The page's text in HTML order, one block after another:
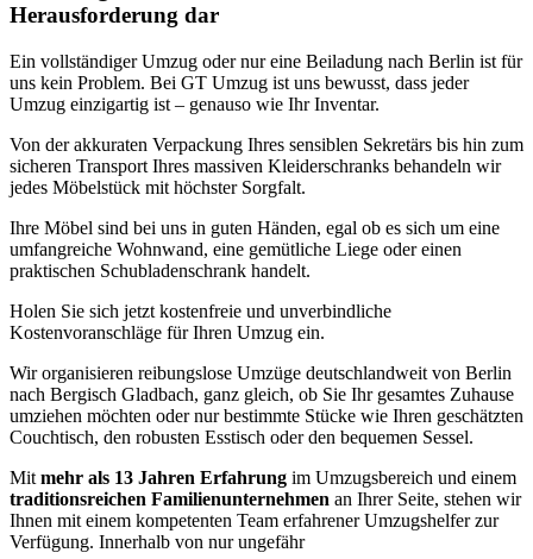
Herausforderung dar
Ein vollständiger Umzug oder nur eine Beiladung nach Berlin ist für
uns kein Problem. Bei GT Umzug ist uns bewusst, dass jeder
Umzug einzigartig ist – genauso wie Ihr Inventar.
Von der akkuraten Verpackung Ihres sensiblen Sekretärs bis hin zum
sicheren Transport Ihres massiven Kleiderschranks behandeln wir
jedes Möbelstück mit höchster Sorgfalt.
Ihre Möbel sind bei uns in guten Händen, egal ob es sich um eine
umfangreiche Wohnwand, eine gemütliche Liege oder einen
praktischen Schubladenschrank handelt.
Holen Sie sich jetzt kostenfreie und unverbindliche
Kostenvoranschläge für Ihren Umzug ein.
Wir organisieren reibungslose Umzüge deutschlandweit von Berlin
nach Bergisch Gladbach, ganz gleich, ob Sie Ihr gesamtes Zuhause
umziehen möchten oder nur bestimmte Stücke wie Ihren geschätzten
Couchtisch, den robusten Esstisch oder den bequemen Sessel.
Mit mehr als 13 Jahren Erfahrung im Umzugsbereich und einem
traditionsreichen Familienunternehmen an Ihrer Seite, stehen wir
Ihnen mit einem kompetenten Team erfahrener Umzugshelfer zur
Verfügung. Innerhalb von nur ungefähr